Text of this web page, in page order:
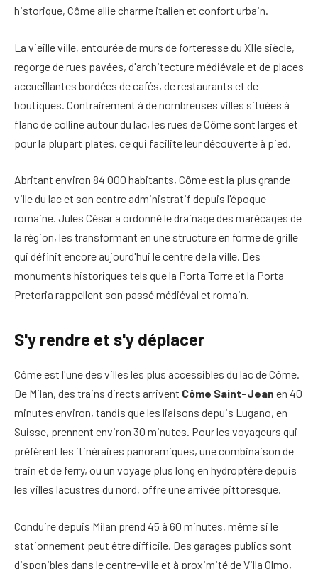
historique, Côme allie charme italien et confort urbain.
La vieille ville, entourée de murs de forteresse du XIIe siècle,
regorge de rues pavées, d'architecture médiévale et de places
accueillantes bordées de cafés, de restaurants et de
boutiques. Contrairement à de nombreuses villes situées à
flanc de colline autour du lac, les rues de Côme sont larges et
pour la plupart plates, ce qui facilite leur découverte à pied.
Abritant environ 84 000 habitants, Côme est la plus grande
ville du lac et son centre administratif depuis l'époque
romaine. Jules César a ordonné le drainage des marécages de
la région, les transformant en une structure en forme de grille
qui définit encore aujourd'hui le centre de la ville. Des
monuments historiques tels que la Porta Torre et la Porta
Pretoria rappellent son passé médiéval et romain.
S'y rendre et s'y déplacer
Côme est l'une des villes les plus accessibles du lac de Côme.
De Milan, des trains directs arrivent Côme Saint-Jean en 40
minutes environ, tandis que les liaisons depuis Lugano, en
Suisse, prennent environ 30 minutes. Pour les voyageurs qui
préfèrent les itinéraires panoramiques, une combinaison de
train et de ferry, ou un voyage plus long en hydroptère depuis
les villes lacustres du nord, offre une arrivée pittoresque.
Conduire depuis Milan prend 45 à 60 minutes, même si le
stationnement peut être difficile. Des garages publics sont
disponibles dans le centre-ville et à proximité de Villa Olmo,